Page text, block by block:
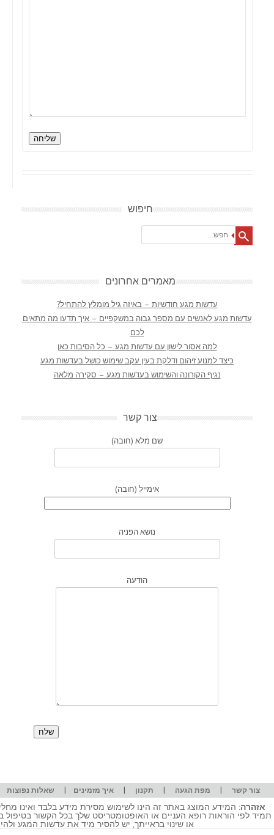
שליחה
חיפוש
מאמרים אחרונים
עדשות מגע חודשיות – באיזה גיל מומלץ להתחיל?
עדשות מגע לאנשים עם מספר גבוה במשקפיים – איך תדעו מה מתאים
לכם
למה אסור לישון עם עדשות מגע – כל הסיבות כאן
כיצד למנוע זיהום ודלקת בעין עקב שימוש כושל בעדשות מגע
נגיף הקורונה והשימוש בעדשות מגע – סקירה מלאה
צור קשר
שם מלא (חובה)
אימייל (חובה)
נושא הפניה
הודעה
צור קשר | מפת הגעה | תקנון |איך מזמינים | שאלות נפוצות
אזהרה: המידע המוצג באתר זה הינו לשימוש מסירת מידע בלבד ואינו
תמיד לפי הוראות רופא העניים או האופטומטריסט שלך בכל הקשור
או שינוי בראייתך, יש להסיר מיד את עדשות המגע